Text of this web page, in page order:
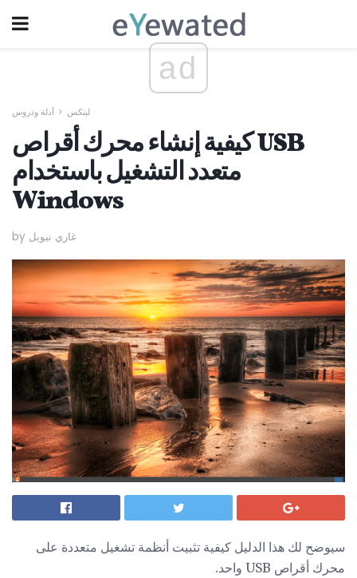
ad
لينكس أدلة ودروس
كيفية إنشاء محرك أقراص USB
متعدد التشغيل باستخدام
Windows
by غاري نيويل
سيوضح لك هذا الدليل كيفية تثبيت أنظمة تشغيل متعددة على
محرك أقراص USB واحد.